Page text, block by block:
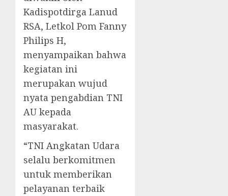
Kadispotdirga Lanud
RSA, Letkol Pom Fanny
Philips H,
menyampaikan bahwa
kegiatan ini
merupakan wujud
nyata pengabdian TNI
AU kepada
masyarakat.
“TNI Angkatan Udara
selalu berkomitmen
untuk memberikan
pelayanan terbaik